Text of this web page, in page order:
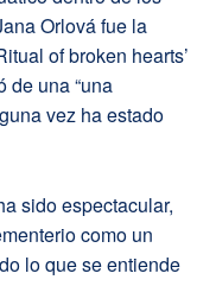
Orlová fue la
of broken hearts’
de una “una
vez ha estado
sido espectacular,
como un
lo que se entiende